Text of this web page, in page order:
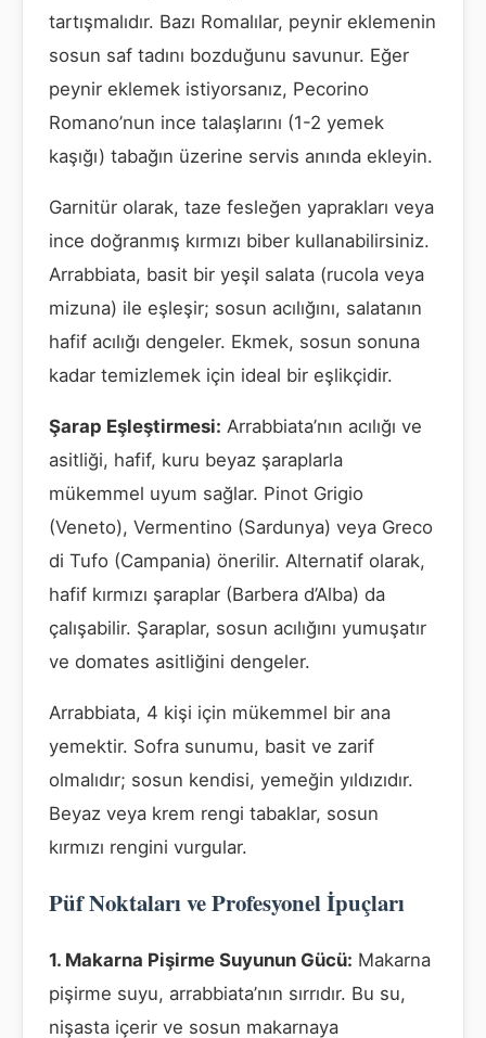
tartışmalıdır. Bazı Romalılar, peynir eklemenin
sosun saf tadını bozduğunu savunur. Eğer
peynir eklemek istiyorsanız, Pecorino
Romano’nun ince talaşlarını (1-2 yemek
kaşığı) tabağın üzerine servis anında ekleyin.
Garnitür olarak, taze fesleğen yaprakları veya
ince doğranmış kırmızı biber kullanabilirsiniz.
Arrabbiata, basit bir yeşil salata (rucola veya
mizuna) ile eşleşir; sosun acılığını, salatanın
hafif acılığı dengeler. Ekmek, sosun sonuna
kadar temizlemek için ideal bir eşlikçidir.
Şarap Eşleştirmesi: Arrabbiata’nın acılığı ve
asitliği, hafif, kuru beyaz şaraplarla
mükemmel uyum sağlar. Pinot Grigio
(Veneto), Vermentino (Sardunya) veya Greco
di Tufo (Campania) önerilir. Alternatif olarak,
hafif kırmızı şaraplar (Barbera d’Alba) da
çalışabilir. Şaraplar, sosun acılığını yumuşatır
ve domates asitliğini dengeler.
Arrabbiata, 4 kişi için mükemmel bir ana
yemektir. Sofra sunumu, basit ve zarif
olmalıdır; sosun kendisi, yemeğin yıldızıdır.
Beyaz veya krem rengi tabaklar, sosun
kırmızı rengini vurgular.
Püf Noktaları ve Profesyonel İpuçları
1. Makarna Pişirme Suyunun Gücü: Makarna
pişirme suyu, arrabbiata’nın sırrıdır. Bu su,
nişasta içerir ve sosun makarnaya